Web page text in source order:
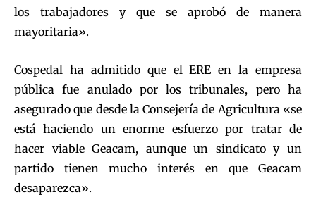
los trabajadores y que se aprobó de manera
mayoritaria».
Cospedal ha admitido que el ERE en la empresa
pública fue anulado por los tribunales, pero ha
asegurado que desde la Consejería de Agricultura «se
está haciendo un enorme esfuerzo por tratar de
hacer viable Geacam, aunque un sindicato y un
partido tienen mucho interés en que Geacam
desaparezca».